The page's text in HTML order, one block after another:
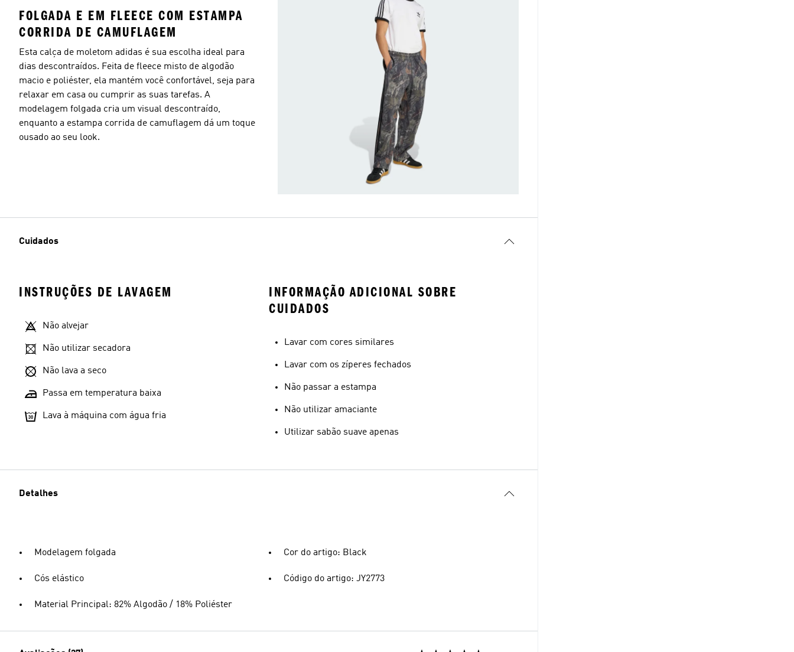
FOLGADA E EM FLEECE COM ESTAMPA
CORRIDA DE CAMUFLAGEM
Esta calça de moletom adidas é sua escolha ideal para
dias descontraídos. Feita de fleece misto de algodão
macio e poliéster, ela mantém você confortável, seja para
relaxar em casa ou cumprir as suas tarefas. A
modelagem folgada cria um visual descontraído,
enquanto a estampa corrida de camuflagem dá um toque
ousado ao seu look.
Cuidados
INSTRUÇÕES DE LAVAGEM
Não alvejar
Não utilizar secadora
Não lava a seco
Passa em temperatura baixa
Lava à máquina com água fria
INFORMAÇÃO ADICIONAL SOBRE
CUIDADOS
Lavar com cores similares
Lavar com os zíperes fechados
Não passar a estampa
Não utilizar amaciante
Utilizar sabão suave apenas
Detalhes
Modelagem folgada
Cós elástico
Material Principal: 82% Algodão / 18% Poliéster
Cor do artigo: Black
Código do artigo: JY2773